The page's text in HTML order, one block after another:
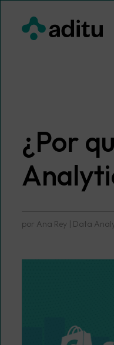
contenido
¿Por
por Ana Rey | Data